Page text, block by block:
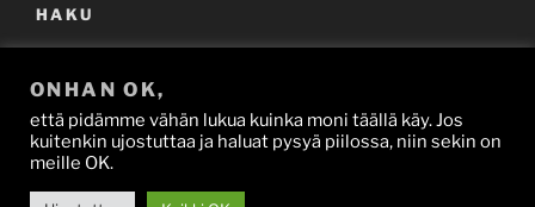
HAKU
ONHAN OK,
että pidämme vähän lukua kuinka moni täällä käy. Jos
kuitenkin ujostuttaa ja haluat pysyä piilossa, niin sekin on
meille OK.